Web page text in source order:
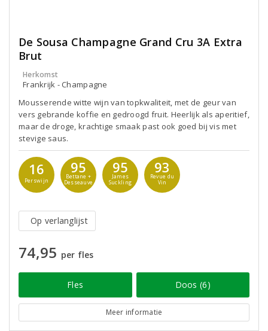
De Sousa Champagne Grand Cru 3A Extra
Brut
Herkomst
Frankrijk - Champagne
Mousserende witte wijn van topkwaliteit, met de geur van
vers gebrande koffie en gedroogd fruit. Heerlijk als aperitief,
maar de droge, krachtige smaak past ook goed bij vis met
stevige saus.
16
Perswijn
95
Bettane +
Desseauve
95
James
Suckling
93
Revue du
Vin
Op verlanglijst
74,95 per fles
Fles Doos (6)
Meer informatie